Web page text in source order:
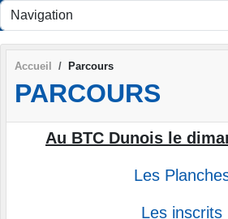
Accueil Parcours
PARCOURS
Au BTC Dunois le
Les
Les inscrits
Panneau de gestion des cookies